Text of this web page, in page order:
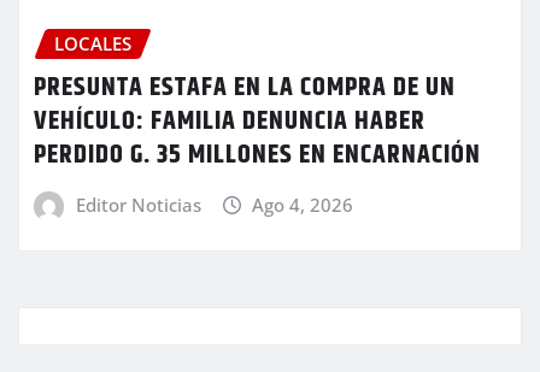
LOCALES
PRESUNTA ESTAFA EN LA COMPRA DE UN
VEHÍCULO: FAMILIA DENUNCIA HABER
PERDIDO G. 35 MILLONES EN ENCARNACIÓN
Editor Noticias Ago 4, 2026